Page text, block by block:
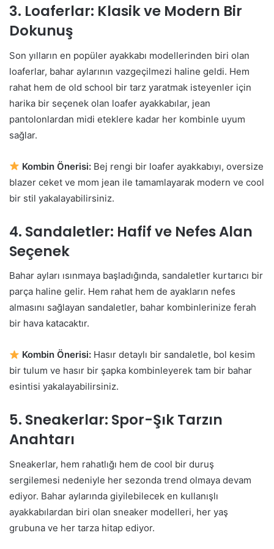
3. Loaferlar: Klasik ve Modern Bir
Dokunuş
Son yılların en popüler ayakkabı modellerinden biri olan
loaferlar, bahar aylarının vazgeçilmezi haline geldi. Hem
rahat hem de old school bir tarz yaratmak isteyenler için
harika bir seçenek olan loafer ayakkabılar, jean
pantolonlardan midi eteklere kadar her kombinle uyum
sağlar.
Kombin Önerisi: Bej rengi bir loafer ayakkabıyı, oversize
blazer ceket ve mom jean ile tamamlayarak modern ve cool
bir stil yakalayabilirsiniz.
4. Sandaletler: Hafif ve Nefes Alan
Seçenek
Bahar ayları ısınmaya başladığında, sandaletler kurtarıcı bir
parça haline gelir. Hem rahat hem de ayakların nefes
almasını sağlayan sandaletler, bahar kombinlerinize ferah
bir hava katacaktır.
Kombin Önerisi: Hasır detaylı bir sandaletle, bol kesim
bir tulum ve hasır bir şapka kombinleyerek tam bir bahar
esintisi yakalayabilirsiniz.
5. Sneakerlar: Spor-Şık Tarzın
Anahtarı
Sneakerlar, hem rahatlığı hem de cool bir duruş
sergilemesi nedeniyle her sezonda trend olmaya devam
ediyor. Bahar aylarında giyilebilecek en kullanışlı
ayakkabılardan biri olan sneaker modelleri, her yaş
grubuna ve her tarza hitap ediyor.